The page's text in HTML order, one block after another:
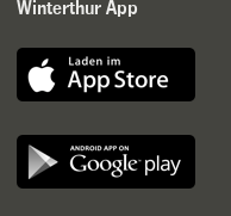
Winterthur App